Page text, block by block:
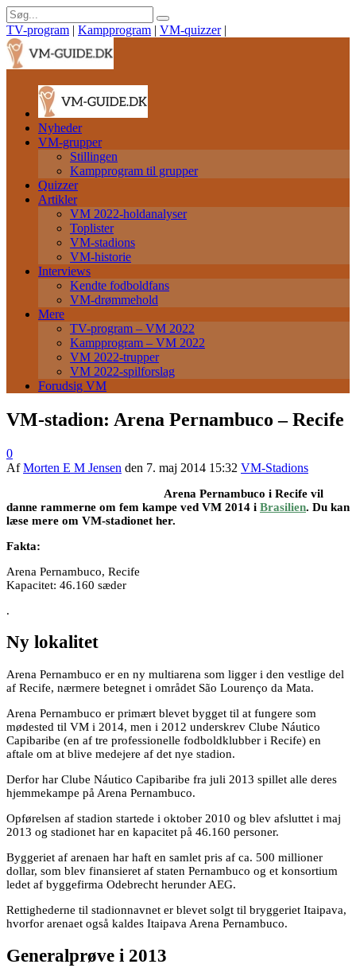
TV-program | Kampprogram | VM-quizzer |
Nyheder
VM-grupper
Stillingen
Kampprogram til grupper
Quizzer
Artikler
VM 2022-holdanalyser
Toplister
VM-stadions
VM-historie
Interviews
Kendte fodboldfans
VM-drømmehold
Mere
TV-program – VM 2022
Kampprogram – VM 2022
VM 2022-trupper
VM 2022-spilforslag
Forudsig VM
VM-stadion: Arena Pernambuco – Recife
0
AfMorten E M Jensen den 7. maj 2014 15:32 VM-Stadions
Arena Pernambuco i Recife vil
danne rammerne om fem kampe ved VM 2014 i Brasilien. Du kan
læse mere om VM-stadionet her.
Fakta:
Arena Pernambuco, Recife
Kapacitet: 46.160 sæder
.
Ny lokalitet
Arena Pernambuco er en ny multiarena som ligger i den vestlige del
af Recife, nærmere betegnet i området São Lourenço da Mata.
Arena Pernambuco er primært blevet bygget til at fungere som
mødested til VM i 2014, men i 2012 underskrev Clube Náutico
Capibaribe (en af tre professionelle fodboldklubber i Recife) en
aftale om at blive medejere af det nye stadion.
Derfor har Clube Náutico Capibaribe fra juli 2013 spillet alle deres
hjemmekampe på Arena Pernambuco.
Opførelsen af stadion startede i oktober 2010 og blev afsluttet i maj
2013 og stadionet har en kapacitet på 46.160 personer.
Byggeriet af arenaen har haft en samlet pris af ca. 500 millioner
dollar, som blev finansieret af staten Pernambuco og et konsortium
ledet af byggefirma Odebrecht herunder AEG.
Rettighederne til stadionnavnet er blevet solgt til bryggeriet Itaipava,
hvorfor arenaet også kaldes Itaipava Arena Pernambuco.
Generalprøve i 2013